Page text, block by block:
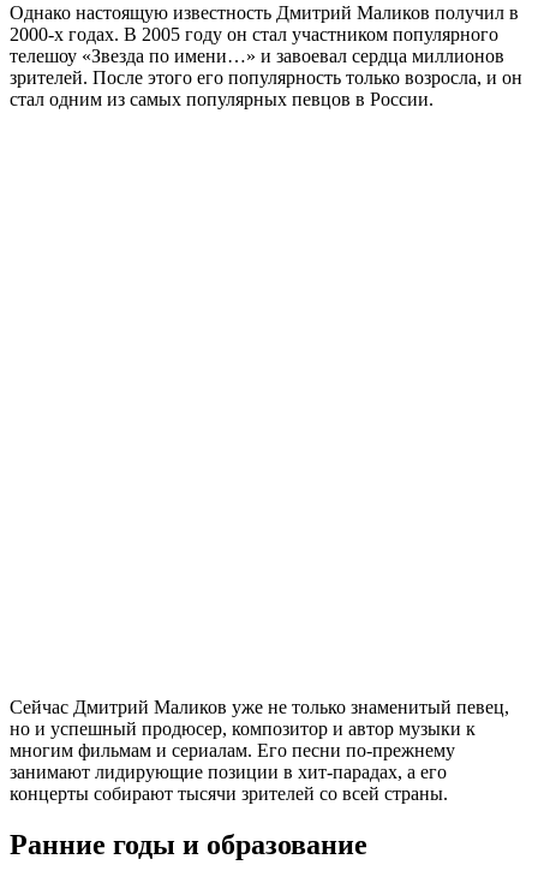
Однако настоящую известность Дмитрий Маликов получил в
2000-х годах. В 2005 году он стал участником популярного
телешоу «Звезда по имени…» и завоевал сердца миллионов
зрителей. После этого его популярность только возросла, и он
стал одним из самых популярных певцов в России.
Сейчас Дмитрий Маликов уже не только знаменитый певец,
но и успешный продюсер, композитор и автор музыки к
многим фильмам и сериалам. Его песни по-прежнему
занимают лидирующие позиции в хит-парадах, а его
концерты собирают тысячи зрителей со всей страны.
Ранние годы и образование